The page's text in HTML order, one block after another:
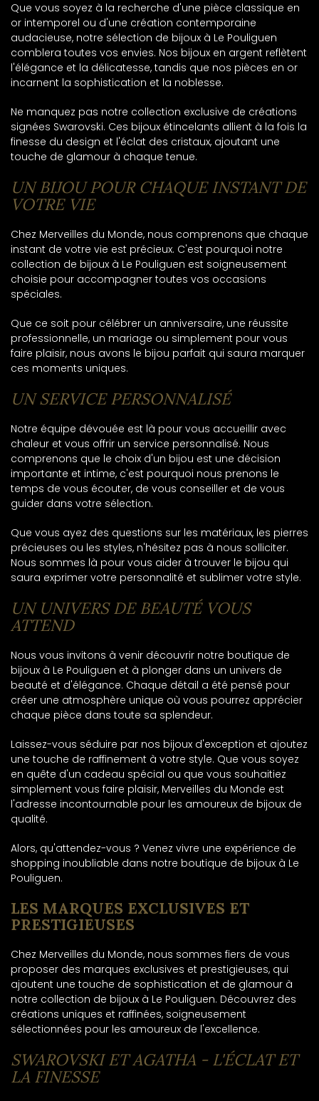
Que vous soyez à la recherche d'une pièce classique en
or intemporel ou d'une création contemporaine
audacieuse, notre sélection de bijoux à Le Pouliguen
comblera toutes vos envies. Nos bijoux en argent reflètent
l'élégance et la délicatesse, tandis que nos pièces en or
incarnent la sophistication et la noblesse.
Ne manquez pas notre collection exclusive de créations
signées Swarovski. Ces bijoux étincelants allient à la fois la
finesse du design et l'éclat des cristaux, ajoutant une
touche de glamour à chaque tenue.
UN BIJOU POUR CHAQUE INSTANT DE
VOTRE VIE
Chez Merveilles du Monde, nous comprenons que chaque
instant de votre vie est précieux. C'est pourquoi notre
collection de bijoux à Le Pouliguen est soigneusement
choisie pour accompagner toutes vos occasions
spéciales.
Que ce soit pour célébrer un anniversaire, une réussite
professionnelle, un mariage ou simplement pour vous
faire plaisir, nous avons le bijou parfait qui saura marquer
ces moments uniques.
UN SERVICE PERSONNALISÉ
Notre équipe dévouée est là pour vous accueillir avec
chaleur et vous offrir un service personnalisé. Nous
comprenons que le choix d'un bijou est une décision
importante et intime, c'est pourquoi nous prenons le
temps de vous écouter, de vous conseiller et de vous
guider dans votre sélection.
Que vous ayez des questions sur les matériaux, les pierres
précieuses ou les styles, n'hésitez pas à nous solliciter.
Nous sommes là pour vous aider à trouver le bijou qui
saura exprimer votre personnalité et sublimer votre style.
UN UNIVERS DE BEAUTÉ VOUS
ATTEND
Nous vous invitons à venir découvrir notre boutique de
bijoux à Le Pouliguen et à plonger dans un univers de
beauté et d'élégance. Chaque détail a été pensé pour
créer une atmosphère unique où vous pourrez apprécier
chaque pièce dans toute sa splendeur.
Laissez-vous séduire par nos bijoux d'exception et ajoutez
une touche de raffinement à votre style. Que vous soyez
en quête d'un cadeau spécial ou que vous souhaitiez
simplement vous faire plaisir, Merveilles du Monde est
l'adresse incontournable pour les amoureux de bijoux de
qualité.
Alors, qu'attendez-vous ? Venez vivre une expérience de
shopping inoubliable dans notre boutique de bijoux à Le
Pouliguen.
LES MARQUES EXCLUSIVES ET
PRESTIGIEUSES
Chez Merveilles du Monde, nous sommes fiers de vous
proposer des marques exclusives et prestigieuses, qui
ajoutent une touche de sophistication et de glamour à
notre collection de bijoux à Le Pouliguen. Découvrez des
créations uniques et raffinées, soigneusement
sélectionnées pour les amoureux de l'excellence.
SWAROVSKI ET AGATHA - L'ÉCLAT ET
LA FINESSE